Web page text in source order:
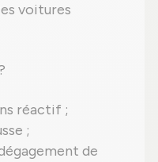
voitures
réactif ;
;
de